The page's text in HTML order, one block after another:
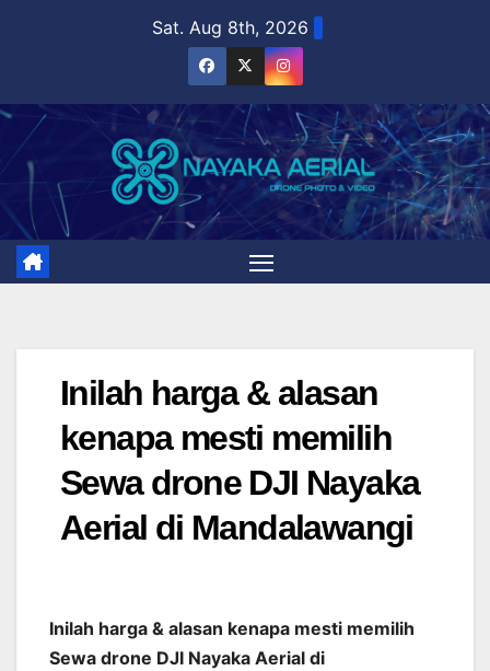
Sat. Aug 8th, 2026
Inilah harga & alasan
kenapa mesti memilih
Sewa drone DJI Nayaka
Aerial di Mandalawangi
Inilah harga & alasan kenapa mesti memilih
Sewa drone DJI Nayaka Aerial di